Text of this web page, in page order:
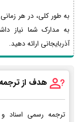
به طور کلی، در هر
به مدارک شما نیاز
آذربایجانی ارائه دهید.
هدف از ترجمه
ترجمه رسمی اسناد